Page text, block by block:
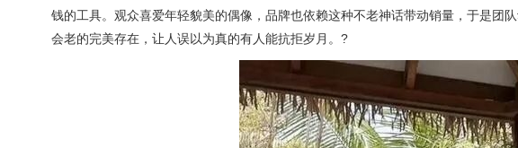
钱的工具。观众喜爱年轻貌美的偶像，品牌也依赖这种不老神话带动销量，于是团
会老的完美存在，让人误以为真的有人能抗拒岁月。?